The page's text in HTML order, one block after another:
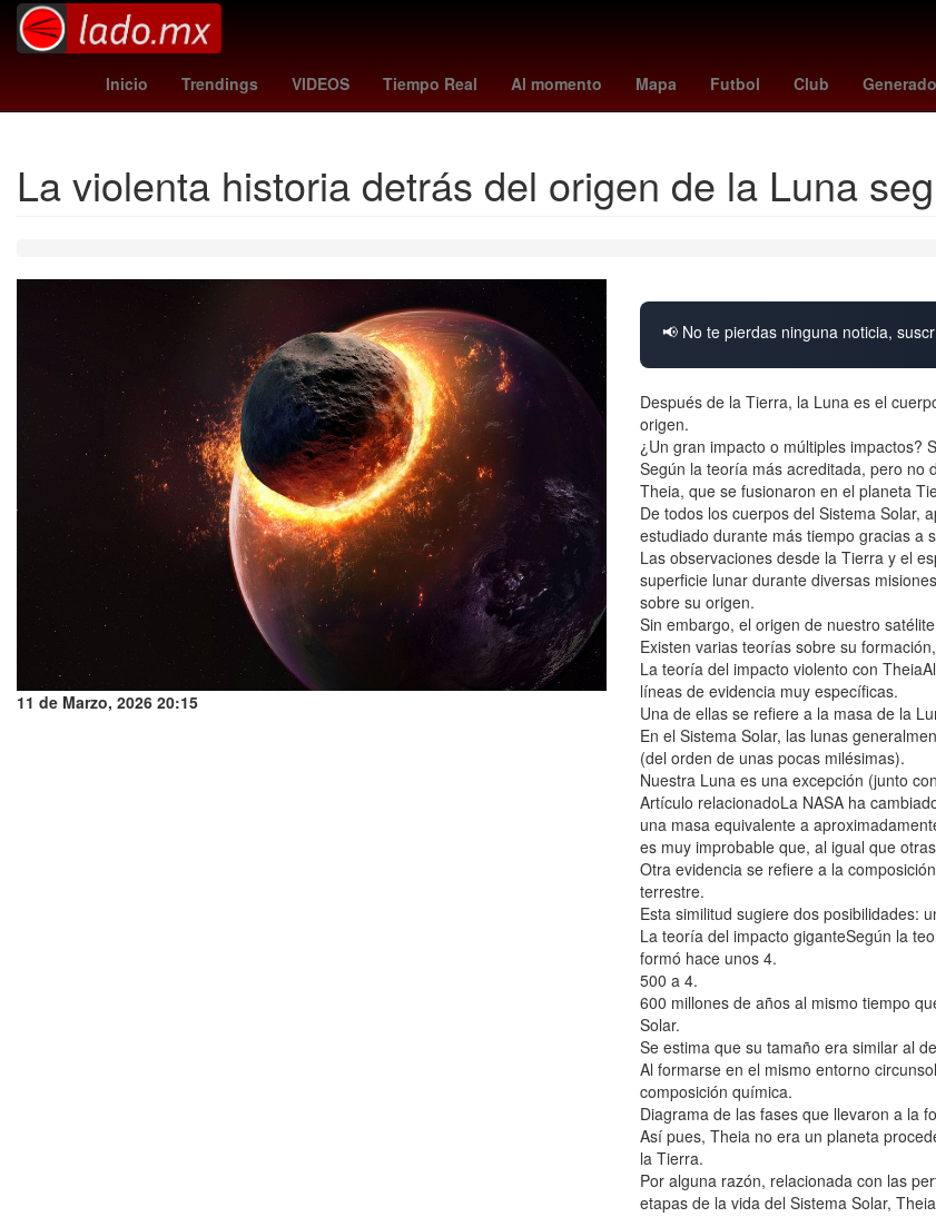
Inicio Trendings VIDEOS Tiempo Real Al momento Mapa Futbol Club
artificial intelligence Ezra Miller Aguascalientes 27 de marzo Incendio Gobierno
La violenta historia detrás del origen de la Luna
11 de Marzo, 2026 20:15
📢 No te pierdas ninguna noticia,
Después de la Tierra, la Luna es el
origen.
¿Un gran impacto o múltiples impactos?
Según la teoría más acreditada, pero no
Theia, que se fusionaron en el planeta
De todos los cuerpos del Sistema Solar,
estudiado durante más tiempo gracias a
Las observaciones desde la Tierra y el
superficie lunar durante diversas
sobre su origen.
Sin embargo, el origen de nuestro
Existen varias teorías sobre su
La teoría del impacto violento con
líneas de evidencia muy específicas.
Una de ellas se refiere a la masa de la
En el Sistema Solar, las lunas
(del orden de unas pocas milésimas).
Nuestra Luna es una excepción (junto
Artículo relacionadoLa NASA ha
una masa equivalente a
es muy improbable que, al igual que
Otra evidencia se refiere a la
terrestre.
Esta similitud sugiere dos posibilidades:
La teoría del impacto giganteSegún la
formó hace unos 4.
500 a 4.
600 millones de años al mismo tiempo
Solar.
Se estima que su tamaño era similar al
Al formarse en el mismo entorno
composición química.
Diagrama de las fases que llevaron a la
Así pues, Theia no era un planeta
la Tierra.
Por alguna razón, relacionada con las
etapas de la vida del Sistema Solar,